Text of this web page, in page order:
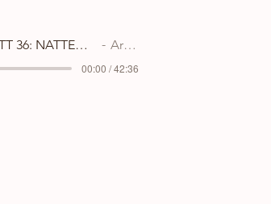
AVSNITT 36: NATTEN OCH FINLANDSHATET Artist Name
00:00 / 42:36